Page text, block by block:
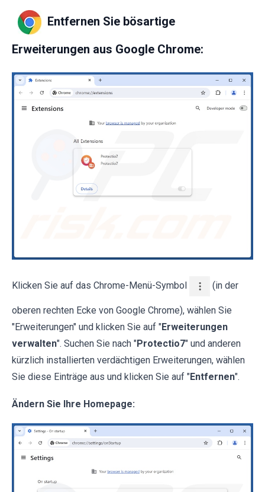
Entfernen Sie bösartige
Erweiterungen aus Google Chrome:
Klicken Sie auf das Chrome-Menü-Symbol (in der
oberen rechten Ecke von Google Chrome), wählen Sie
"Erweiterungen" und klicken Sie auf "Erweiterungen
verwalten". Suchen Sie nach "Protectio7" und anderen
kürzlich installierten verdächtigen Erweiterungen, wählen
Sie diese Einträge aus und klicken Sie auf "Entfernen".
Ändern Sie Ihre Homepage: